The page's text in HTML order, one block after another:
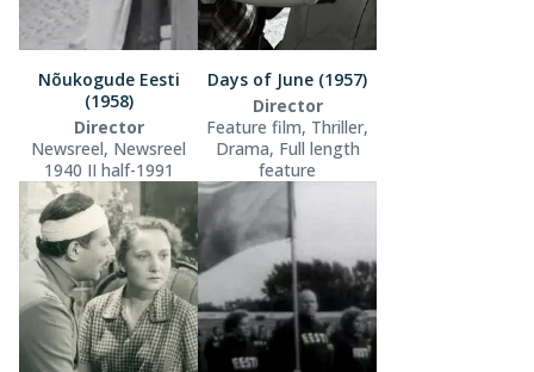
Nõukogude Eesti
(1958)
Director
Newsreel, Newsreel
1940 II half-1991
Days of June (1957)
Director
Feature film, Thriller,
Drama, Full length
feature